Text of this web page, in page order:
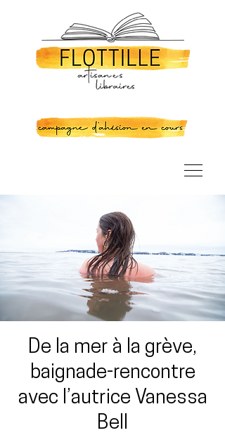
De la mer à la grève,
baignade-rencontre
avec l’autrice Vanessa
Bell